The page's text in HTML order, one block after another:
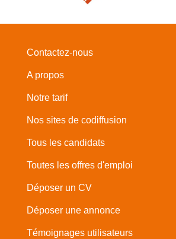
Contactez-nous
A propos
Notre tarif
Nos sites de codiffusion
Tous les candidats
Toutes les offres d'emploi
Déposer un CV
Déposer une annonce
Témoignages utilisateurs